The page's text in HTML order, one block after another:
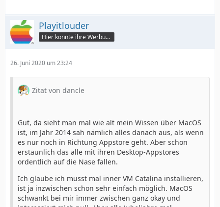
Playitlouder
Hier könnte ihre Werbung stehen
26. Juni 2020 um 23:24
Zitat von dancle
Gut, da sieht man mal wie alt mein Wissen über MacOS
ist, im Jahr 2014 sah nämlich alles danach aus, als wenn
es nur noch in Richtung Appstore geht. Aber schon
erstaunlich das alle mit ihren Desktop-Appstores
ordentlich auf die Nase fallen.
Ich glaube ich musst mal inner VM Catalina installieren,
ist ja inzwischen schon sehr einfach möglich. MacOS
schwankt bei mir immer zwischen ganz okay und